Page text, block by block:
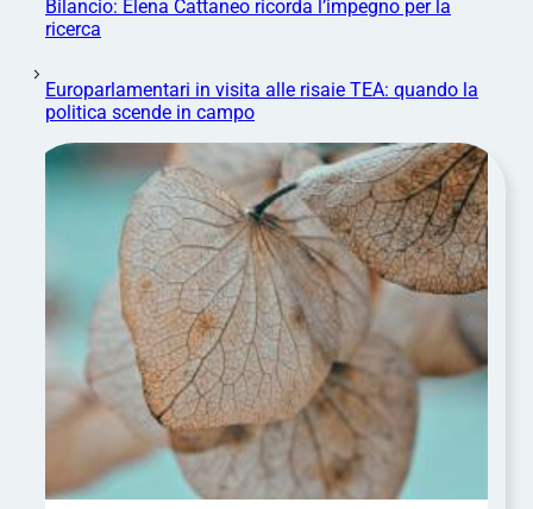
Bilancio: Elena Cattaneo ricorda l’impegno per la
ricerca
Europarlamentari in visita alle risaie TEA: quando la
politica scende in campo